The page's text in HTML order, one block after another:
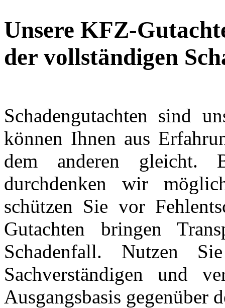
Unsere KFZ-
der vollständigen
Schadengutachten sind
können Ihnen aus
dem anderen gleicht.
durchdenken wir
schützen Sie vor
Gutachten bringen
Schadenfall. Nutzen
Sachverständigen und
Ausgangsbasis gegenüber